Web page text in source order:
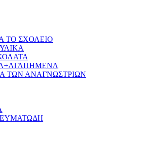
ΤΟ ΣΧΟΛΕΙΟ
ΤΩΝ ΑΝΑΓΝΩΣΤΡΙΩΝ